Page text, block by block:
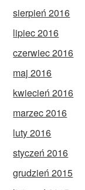
sierpień 2016
lipiec 2016
czerwiec 2016
maj 2016
kwiecień 2016
marzec 2016
luty 2016
styczeń 2016
grudzień 2015